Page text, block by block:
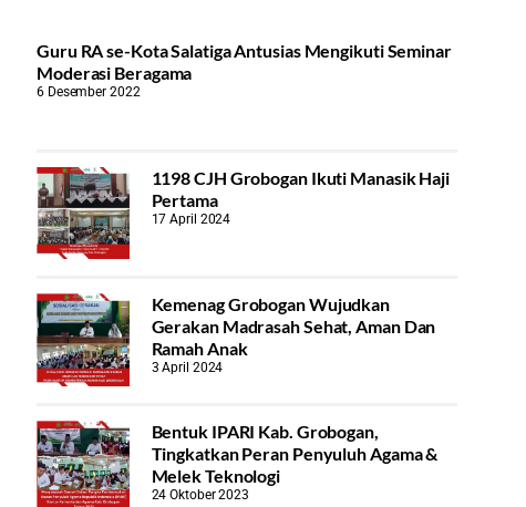
Guru RA se-Kota Salatiga Antusias Mengikuti Seminar
Moderasi Beragama
6 Desember 2022
1198 CJH Grobogan Ikuti Manasik Haji
Pertama
17 April 2024
Kemenag Grobogan Wujudkan
Gerakan Madrasah Sehat, Aman Dan
Ramah Anak
3 April 2024
Bentuk IPARI Kab. Grobogan,
Tingkatkan Peran Penyuluh Agama &
Melek Teknologi
24 Oktober 2023